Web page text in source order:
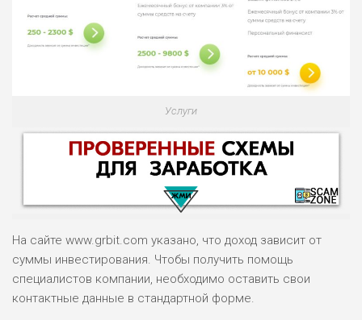
Услуги
НАЗВАНИЕ
На сайте www.grbit.com указано, что доход зависит от
суммы инвестирования. Чтобы получить помощь
специалистов компании, необходимо оставить свои
контактные данные в стандартной форме.